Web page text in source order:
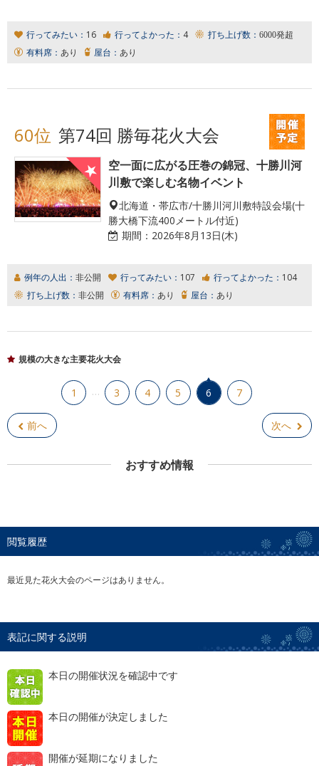
行ってみたい： 16 行ってよかった： 4 打ち上げ数： 6000発超
有料席： あり 屋台： あり
60位 第74回 勝毎花火大会
空一面に広がる圧巻の錦冠、十勝川河
川敷で楽しむ名物イベント
北海道・帯広市/十勝川河川敷特設会場(十
勝大橋下流400メートル付近)
期間： 2026年8月13日(木)
例年の人出： 非公開 行ってみたい： 107 行ってよかった： 104
打ち上げ数： 非公開 有料席： あり 屋台： あり
規模の大きな主要花火大会
前へ
1 … 3 4 5 6 7
次へ
おすすめ情報
閲覧履歴
最近見た花火大会のページはありません。
表記に関する説明
本日の開催状況を確認中です
本日の開催が決定しました
開催が延期になりました